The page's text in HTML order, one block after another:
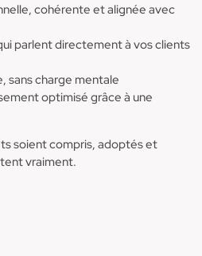
cohérente et alignée avec
parlent directement à vos clients
sans charge mentale
optimisé grâce à une
soient compris, adoptés et
vraiment.